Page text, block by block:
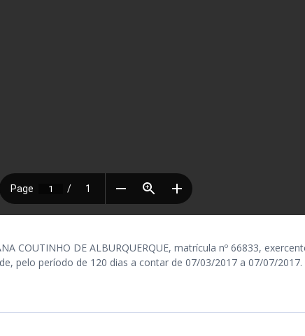
COUTINHO DE ALBURQUERQUE, matrícula nº 66833,
pelo período de 120 dias a contar de 07/03/2017 a 07/07/2017.